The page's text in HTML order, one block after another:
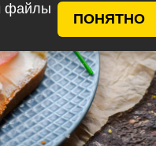
файлы
ПОНЯТНО